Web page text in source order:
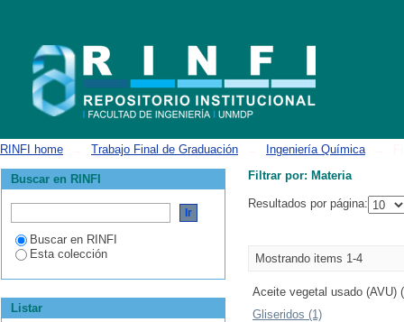
RINFI home Trabajo Final de Graduación Ingeniería Química
Filtrar por: Materia
Resultados por página:
Mostrando items 1-4
Aceite vegetal usado (AVU)
Gliseridos (1)
Buscar en RINFI
Buscar en RINFI
Esta colección
Listar